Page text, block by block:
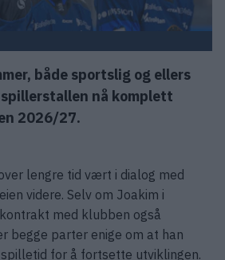
både sportslig og ellers
nå komplett
2026/27.
lengre tid vært i dialog med
videre. Selv om Joakim i
med klubben også
begge parter enige om at han
for å fortsette utviklingen.